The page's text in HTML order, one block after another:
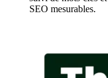
SEO mesurables.